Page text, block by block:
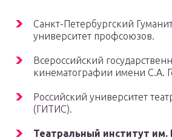
Санкт-Петербургский
университет профсоюзов.
Всероссийский
кинематографии имени С.А.
Российский университет
(ГИТИС).
Театральный институт им.